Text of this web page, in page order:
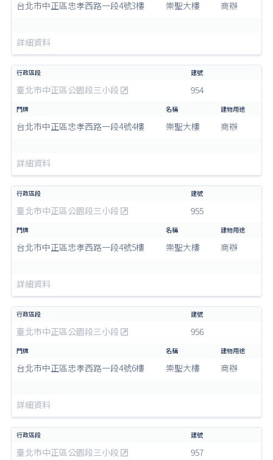
台北市中正區忠孝西路一段4號3樓 崇聖大樓 商辦
詳細資料
臺北市中正區公園段三小段 954
台北市中正區忠孝西路一段4號4樓 崇聖大樓 商辦
詳細資料
臺北市中正區公園段三小段 955
台北市中正區忠孝西路一段4號5樓 崇聖大樓 商辦
詳細資料
臺北市中正區公園段三小段 956
台北市中正區忠孝西路一段4號6樓 崇聖大樓 商辦
詳細資料
臺北市中正區公園段三小段 957